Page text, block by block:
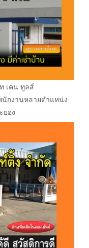
เคน ทูลส์
นักงานหลายตำแหน่ง
ยอง